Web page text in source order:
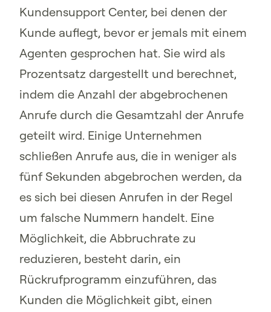
Kundensupport Center, bei denen der
Kunde auflegt, bevor er jemals mit einem
Agenten gesprochen hat. Sie wird als
Prozentsatz dargestellt und berechnet,
indem die Anzahl der abgebrochenen
Anrufe durch die Gesamtzahl der Anrufe
geteilt wird. Einige Unternehmen
schließen Anrufe aus, die in weniger als
fünf Sekunden abgebrochen werden, da
es sich bei diesen Anrufen in der Regel
um falsche Nummern handelt. Eine
Möglichkeit, die Abbruchrate zu
reduzieren, besteht darin, ein
Rückrufprogramm einzuführen, das
Kunden die Möglichkeit gibt, einen